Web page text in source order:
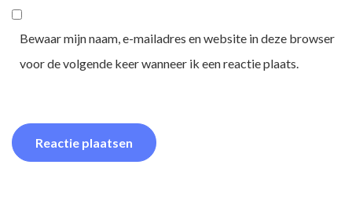
Bewaar mijn naam, e-mailadres en website in deze browser
voor de volgende keer wanneer ik een reactie plaats.